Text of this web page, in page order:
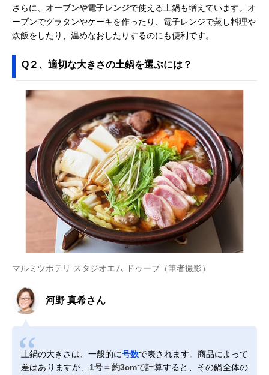
さらに、 オーブンや電子レンジで使える土鍋も増えています。オ
ーブンでグラタンやケーキを作ったり、電子レンジで蒸し料理や
炊飯をしたり、温めなおしたりするのにも便利です。
Q２、適切な大きさの土鍋を選ぶには？
マルミツポテリ スタジオエム ドゥーブ（筆者撮影）
河野 真希さん
土鍋の大きさは、一般的に号数で表されます。商品によって
差はありますが、 1号＝約3cmで計算すると、その鍋全体の